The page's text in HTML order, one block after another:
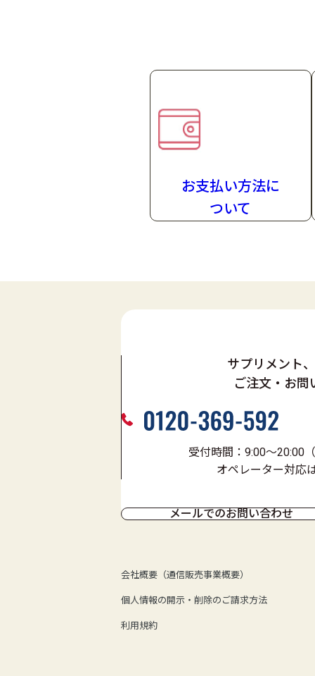
お支払い方法に
ついて
サプリメント
ご注文・お問
受付時間：9:00～20:00
オペレーター対応
メールでのお問い合わせ
会社概要（通信販売事業概要）
個人情報の開示・削除のご請求方法
利用規約